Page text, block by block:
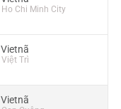
Ho Chi Minh City
Vietnã
Việt Trì
Vietnã